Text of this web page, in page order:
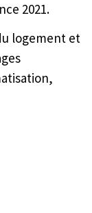
2021.
logement et